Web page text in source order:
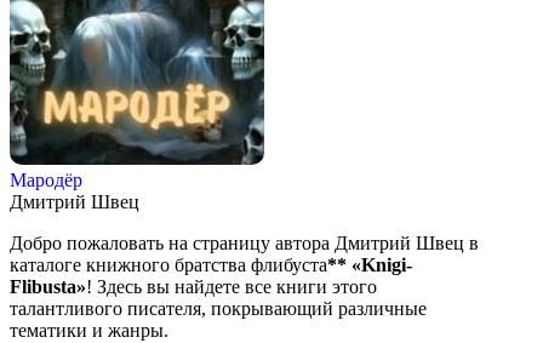
Мародёр
Дмитрий Швец
Добро пожаловать на страницу автора Дмитрий Швец в
каталоге книжного братства флибуста** «Knigi-
Flibusta»! Здесь вы найдете все книги этого
талантливого писателя, покрывающий различные
тематики и жанры.